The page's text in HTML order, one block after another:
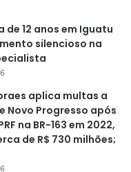
de 12 anos em Iguatu
silencioso na
aplica multas a
Novo Progresso após
na BR-163 em 2022,
de R$ 730 milhões;